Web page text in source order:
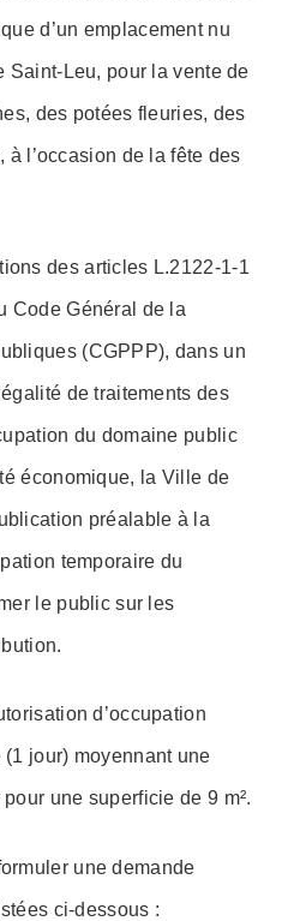
d’un emplacement nu
Saint-Leu, pour la vente de
des potées fleuries, des
l’occasion de la fête des
des articles L.2122-1-1
Code Général de la
(CGPPP), dans un
de traitements des
du domaine public
économique, la Ville de
préalable à la
temporaire du
le public sur les
d’occupation
jour) moyennant une
une superficie de 9 m².
une demande
ci-dessous :